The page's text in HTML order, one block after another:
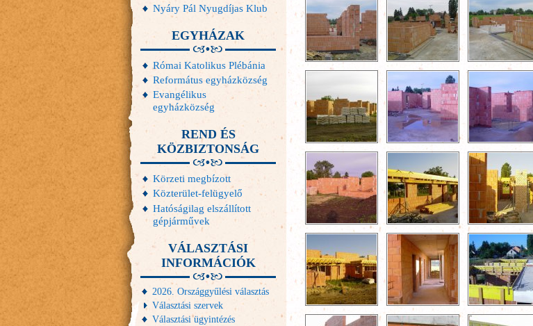
Nyáry Pál Nyugdíjas Klub
EGYHÁZAK
Római Katolikus Plébánia
Református egyházközség
Evangélikus
egyházközség
REND ÉS
KÖZBIZTONSÁG
Körzeti megbízott
Közterület-felügyelő
Hatóságilag elszállított
gépjárművek
VÁLASZTÁSI
INFORMÁCIÓK
2026. Országgyűlési választás
Választási szervek
Választási ügyintézés